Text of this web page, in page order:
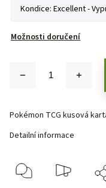
Možnosti doručení
Pokémon TCG kusová
Detailní informace